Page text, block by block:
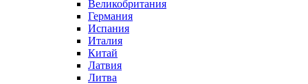
Великобритания
Германия
Испания
Италия
Китай
Латвия
Литва